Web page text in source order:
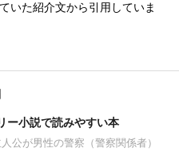
いた紹介文から引用していま
ー小説で読みやすい本
公が男性の警察（警察関係者）